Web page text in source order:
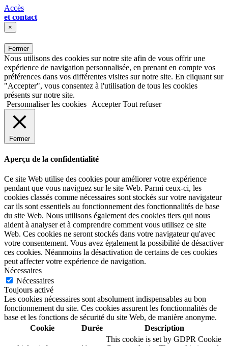
Accès
et contact
×
Fermer
Nous utilisons des cookies sur notre site afin de vous offrir une
expérience de navigation personnalisée, en prenant en compte vos
préférences dans vos différentes visites sur notre site. En cliquant sur
"Accepter", vous consentez à l'utilisation de tous les cookies
présents sur notre site.
Personnaliser les cookies
Accepter Tout refuser
Fermer
Aperçu de la confidentialité
Ce site Web utilise des cookies pour améliorer votre expérience
pendant que vous naviguez sur le site Web. Parmi ceux-ci, les
cookies classés comme nécessaires sont stockés sur votre navigateur
car ils sont essentiels au fonctionnement des fonctionnalités de base
du site Web. Nous utilisons également des cookies tiers qui nous
aident à analyser et à comprendre comment vous utilisez ce site
Web. Ces cookies ne seront stockés dans votre navigateur qu'avec
votre consentement. Vous avez également la possibilité de désactiver
ces cookies. Néanmoins la désactivation de certains de ces cookies
peut affecter votre expérience de navigation.
Nécessaires
Nécessaires
Toujours activé
Les cookies nécessaires sont absolument indispensables au bon
fonctionnement du site. Ces cookies assurent les fonctionnalités de
base et les fonctions de sécurité du site Web, de manière anonyme.
Cookie
Durée Description
This cookie is set by GDPR Cookie